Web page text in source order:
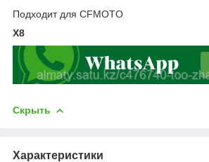
Подходит для CFMOTO
X8
Скрыть
Характеристики